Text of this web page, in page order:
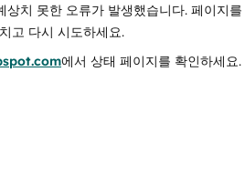
상치 못한 오류가 발생했습니다. 페이지를
고 다시 시도하세요.
에서 상태 페이지를 확인하세요.